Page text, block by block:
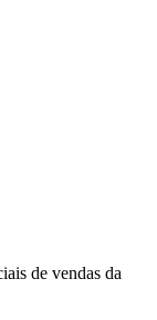
de vendas da